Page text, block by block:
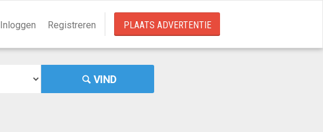
Inloggen Registreren PLAATS ADVERTENTIE
VIND